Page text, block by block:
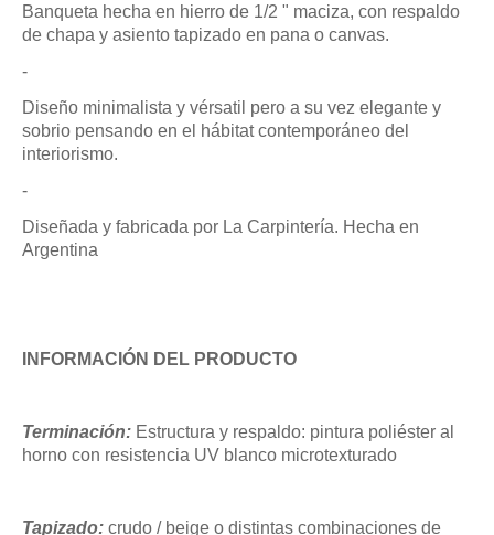
Banqueta hecha en hierro de 1/2 " maciza, con respaldo
de chapa y asiento tapizado en pana o canvas.
-
Diseño minimalista y vérsatil pero a su vez elegante y
sobrio pensando en el hábitat contemporáneo del
interiorismo.
-
Diseñada y fabricada por La Carpintería. Hecha en
Argentina
INFORMACIÓN DEL PRODUCTO
Terminación: Estructura y respaldo: pintura poliéster al
horno con resistencia UV blanco microtexturado
Tapizado: crudo / beige o distintas combinaciones de